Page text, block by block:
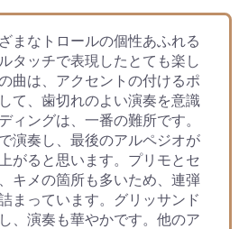
まなトロールの個性あふれる
タッチで表現したとても楽し
曲は、アクセントの付けるポ
て、歯切れのよい演奏を意識
ィングは、一番の難所です。
演奏し、最後のアルペジオが
がると思います。プリモとセ
キメの箇所も多いため、連弾
まっています。グリッサンド
、演奏も華やかです。他のア